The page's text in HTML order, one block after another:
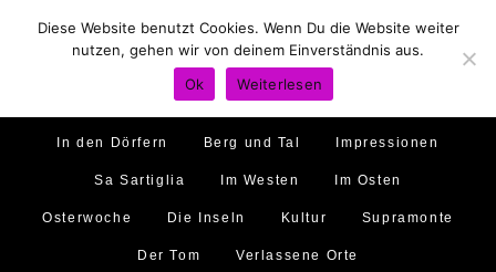
Hirtenland Traumstrände Feste feiern
Golfo di Orosei Im Norden
Murales Ambiente
In den Dörfern Berg und Tal Impressionen
Sa Sartiglia Im Westen Im Osten
Osterwoche Die Inseln Kultur Supramonte
Der Tom Verlassene Orte
Diese Website benutzt Cookies. Wenn Du die Website weiter
nutzen, gehen wir von deinem Einverständnis aus.
Ok
Weiterlesen